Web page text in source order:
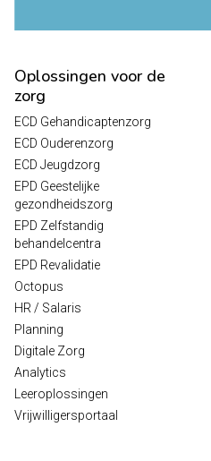
Oplossingen voor de
zorg
ECD Gehandicaptenzorg
ECD Ouderenzorg
ECD Jeugdzorg
EPD Geestelijke
gezondheidszorg
EPD Zelfstandig
behandelcentra
EPD Revalidatie
Octopus
HR / Salaris
Planning
Digitale Zorg
Analytics
Leeroplossingen
Vrijwilligersportaal